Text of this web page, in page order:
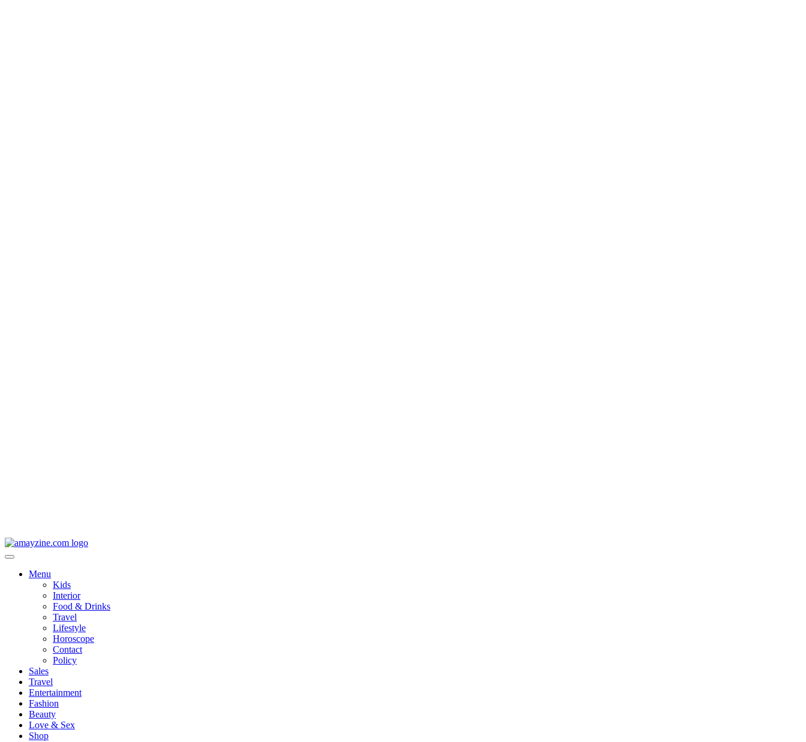
Menu
Kids
Interior
Food & Drinks
Travel
Lifestyle
Horoscope
Contact
Policy
Sales
Travel
Entertainment
Fashion
Beauty
Love & Sex
Shop